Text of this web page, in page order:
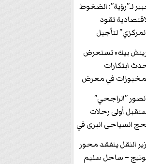
لـ”رؤية”: الضغوط
تقود
لتأجيل
بيك» تستعرض
ابتكارات
في معرض
”الراجحي”
أولى رحلات
السياحى البرى في
النقل يتفقد محور
– ساحل سليم